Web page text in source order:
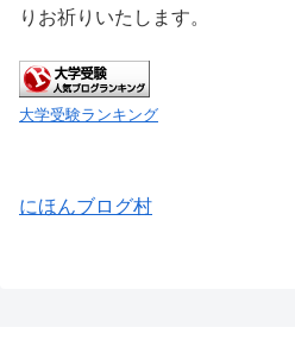
りお祈りいたします。
大学受験ランキング
にほんブログ村